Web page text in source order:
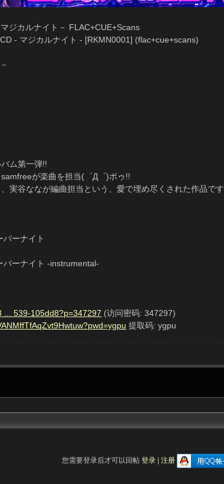
ジカルナイト－ FLAC+CUE+Scans
- マジカルナイト - [RKMN0001] (flac+cue+scans)
ム第一弾!!
が楽曲を担当(゜Д゜)ポゥ!!
実谷ななが編曲担当という、愛で埋め尽くされた作品です
ーナイト
ーナイト -instrumental-
... 539-105dd8?p=347297 (访问密码: 347297)
提取码: ygpu
您需要登录后才可以回帖 登录| 注册